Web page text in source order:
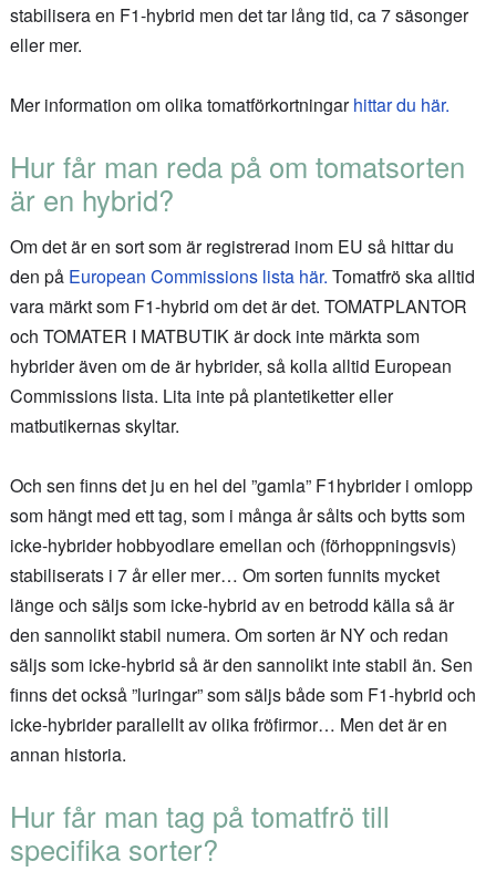
stabilisera en F1-hybrid men det tar lång tid, ca 7 säsonger
eller mer.
Mer information om olika tomatförkortningarhittar du här.
Hur får man reda på om tomatsorten
är en hybrid?
Om det är en sort som är registrerad inom EU så hittar du
den på European Commissions lista här. Tomatfrö ska alltid
vara märkt som F1-hybrid om det är det. TOMATPLANTOR
och TOMATER I MATBUTIK är dock inte märkta som
hybrider även om de är hybrider, så kolla alltid European
Commissions lista. Lita inte på plantetiketter eller
matbutikernas skyltar.
Och sen finns det ju en hel del ”gamla” F1hybrider i omlopp
som hängt med ett tag, som i många år sålts och bytts som
icke-hybrider hobbyodlare emellan och (förhoppningsvis)
stabiliserats i 7 år eller mer… Om sorten funnits mycket
länge och säljs som icke-hybrid av en betrodd källa så är
den sannolikt stabil numera. Om sorten är NY och redan
säljs som icke-hybrid så är den sannolikt inte stabil än. Sen
finns det också ”luringar” som säljs både som F1-hybrid och
icke-hybrider parallellt av olika fröfirmor… Men det är en
annan historia.
Hur får man tag på tomatfrö till
specifika sorter?